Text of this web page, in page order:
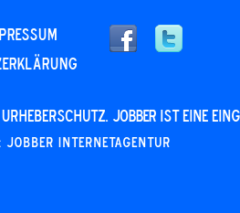
Urheberschutz. JOBBER ist eine
Jobber Internetagentur